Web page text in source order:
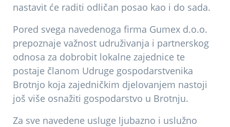
nastavit će raditi odličan posao kao i do sada.
Pored svega navedenoga firma Gumex d.o.o.
prepoznaje važnost udruživanja i partnerskog
odnosa za dobrobit lokalne zajednice te
postaje članom Udruge gospodarstvenika
Brotnjo koja zajedničkim djelovanjem nastoji
još više osnažiti gospodarstvo u Brotnju.
Za sve navedene usluge ljubazno i uslužno